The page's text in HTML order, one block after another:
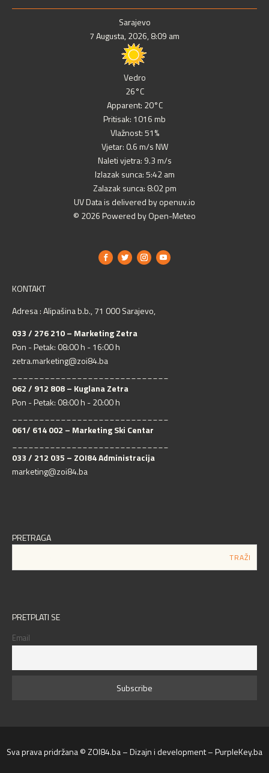
Sarajevo
7 Augusta, 2026, 8:09 am
Vedro
26°C
Apparent: 20°C
Pritisak: 1016 mb
Vlažnost: 51%
Vjetar: 0.6 m/s NW
Naleti vjetra: 9.3 m/s
Izlazak sunca: 5:42 am
Zalazak sunca: 8:02 pm
UV Data is delivered by openuv.io
© 2026 Powered by Open-Meteo
KONTAKT
Adresa : Alipašina b.b., 71 000 Sarajevo,
033 / 276 210 – Marketing Zetra
Pon - Petak: 08:00 h - 16:00 h
zetra.marketing@zoi84.ba
062 / 912 808 – Kuglana Zetra
Pon - Petak: 08:00 h - 20:00 h
061/ 614 002 – Marketing Ski Centar
033 / 212 035 – ZOI84 Administracija
marketing@zoi84.ba
PRETRAGA
PRETPLATI SE
Email
Sva prava pridržana © ZOI84.ba – Dizajn i development – PurpleKey.ba